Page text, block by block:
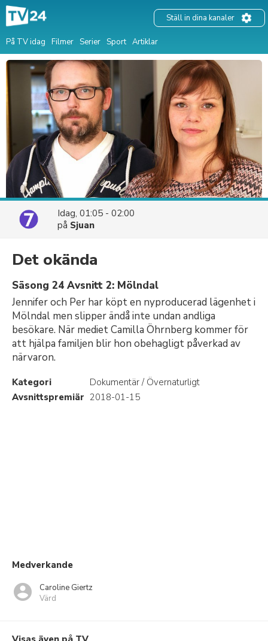
På TV idag Filmer Serier Sport Artiklar
Ställ in dina kanaler
Idag, 01:05 - 02:00
på Sjuan
Det okända
Säsong 24 Avsnitt 2: Mölndal
Jennifer och Per har köpt en nyproducerad lägenhet i
Mölndal men slipper ändå inte undan andliga
besökare. När mediet Camilla Öhrnberg kommer för
att hjälpa familjen blir hon obehagligt påverkad av
närvaron.
Kategori
Dokumentär / Övernaturligt
Avsnittspremiär 2018-01-15
Medverkande
Caroline Giertz
Värd